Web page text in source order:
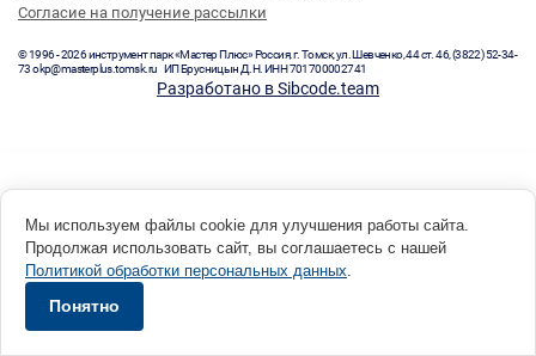
Согласие на получение рассылки
© 1996 - 2026 инструмент парк «Мастер Плюс» Россия, г. Томск, ул. Шевченко, 44 ст. 46, (3822) 52-34-
73 okp@masterplus.tomsk.ru ИП Брусницын Д.Н. ИНН 701700002741
Разработано в Sibcode.team
Мы используем файлы cookie для улучшения работы сайта.
Продолжая использовать сайт, вы соглашаетесь с нашей
Политикой обработки персональных данных.
Понятно